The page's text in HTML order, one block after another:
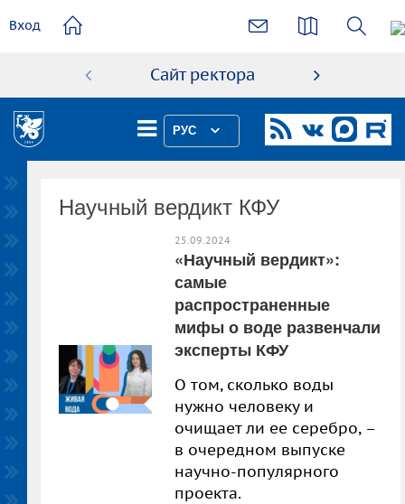
содержанию
Вход
Сайт ректора
РУС
Научный вердикт КФУ
25.09.2024
«Научный вердикт»:
самые
распространенные
мифы о воде развенчали
эксперты КФУ
О том, сколько воды
нужно человеку и
очищает ли ее серебро, –
в очередном выпуске
научно-популярного
проекта.